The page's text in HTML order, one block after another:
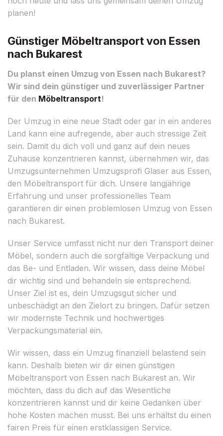
planen!
Günstiger Möbeltransport von Essen
nach Bukarest
Du planst einen Umzug von Essen nach Bukarest?
Wir sind dein günstiger und zuverlässiger Partner
für den Möbeltransport!
Der Umzug in eine neue Stadt oder gar in ein anderes
Land kann eine aufregende, aber auch stressige Zeit
sein. Damit du dich voll und ganz auf dein neues
Zuhause konzentrieren kannst, übernehmen wir, das
Umzugsunternehmen Umzugsprofi Glaser aus Essen,
den Möbeltransport für dich. Unsere langjährige
Erfahrung und unser professionelles Team
garantieren dir einen problemlosen Umzug von Essen
nach Bukarest.
Unser Service umfasst nicht nur den Transport deiner
Möbel, sondern auch die sorgfältige Verpackung und
das Be- und Entladen. Wir wissen, dass deine Möbel
dir wichtig sind und behandeln sie entsprechend.
Unser Ziel ist es, dein Umzugsgut sicher und
unbeschädigt an den Zielort zu bringen. Dafür setzen
wir modernste Technik und hochwertiges
Verpackungsmaterial ein.
Wir wissen, dass ein Umzug finanziell belastend sein
kann. Deshalb bieten wir dir einen günstigen
Möbeltransport von Essen nach Bukarest an. Wir
möchten, dass du dich auf das Wesentliche
konzentrieren kannst und dir keine Gedanken über
hohe Kosten machen musst. Bei uns erhältst du einen
fairen Preis für einen erstklassigen Service.